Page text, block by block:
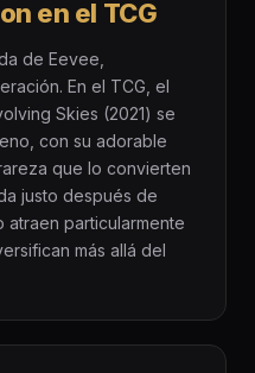
en el TCG
de Eevee,
En el TCG, el
Skies (2021) se
con su adorable
que lo convierten
justo después de
atraen particularmente
más allá del